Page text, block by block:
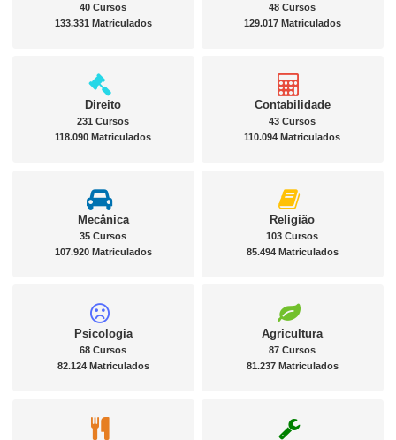
40 Cursos
133.331 Matriculados
48 Cursos
129.017 Matriculados
Direito
231 Cursos
118.090 Matriculados
Contabilidade
43 Cursos
110.094 Matriculados
Mecânica
35 Cursos
107.920 Matriculados
Religião
103 Cursos
85.494 Matriculados
Psicologia
68 Cursos
82.124 Matriculados
Agricultura
87 Cursos
81.237 Matriculados